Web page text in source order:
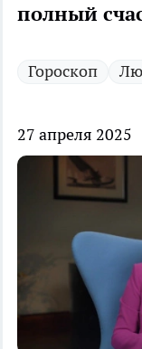
полный
Гороскоп
27 апреля 2025